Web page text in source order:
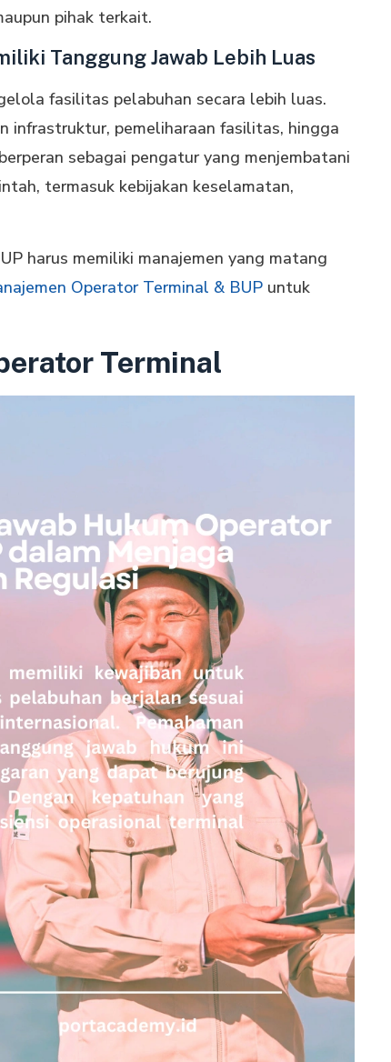
pihak terkait.
Tanggung Jawab Lebih Luas
fasilitas pelabuhan secara lebih luas.
infrastruktur, pemeliharaan fasilitas, hingga
sebagai pengatur yang menjembatani
termasuk kebijakan keselamatan,
harus memiliki manajemen yang matang
Operator Terminal & BUP untuk
Terminal